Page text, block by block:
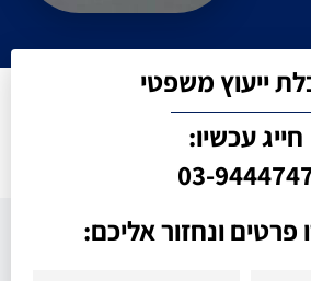
ייעוץ משפטי
חייג עכשיו:
03-
פרטים ונחזור אליכם: